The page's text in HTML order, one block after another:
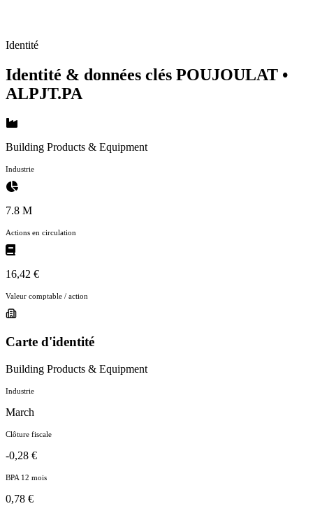
Identité
Identité & données clés POUJOULAT •
ALPJT.PA
Building Products & Equipment
Industrie
7.8 M
Actions en circulation
16,42 €
Valeur comptable / action
Carte d'identité
Building Products & Equipment
Industrie
March
Clôture fiscale
-0,28 €
BPA 12 mois
0,78 €